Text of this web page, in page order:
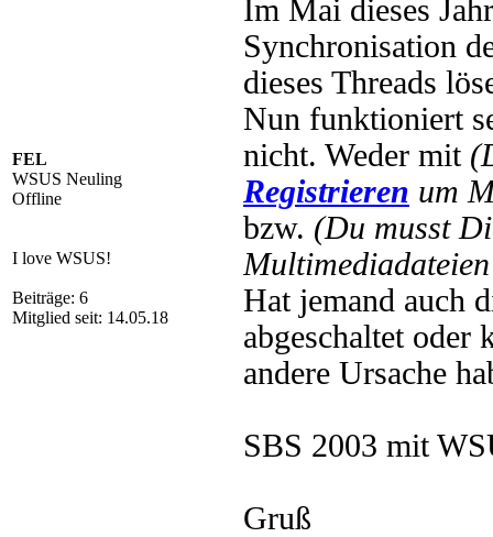
FEL
WSUS Neuling
Offline
I love WSUS!
Beiträge: 6
Mitglied seit: 14.05.18
Im Mai dieses
Synchronisation
dieses Threads
Nun funktioniert
nicht. Weder mit
Registrieren um
bzw. (Du musst
Hat jemand auch
abgeschaltet oder
andere Ursache
SBS 2003 mit
Gruß